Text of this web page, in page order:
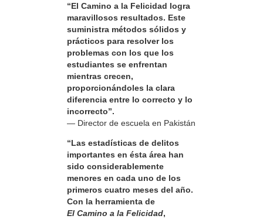
“El Camino a la Felicidad logra
maravillosos resultados. Este
suministra métodos sólidos y
prácticos para resolver los
problemas con los que los
estudiantes se enfrentan
mientras crecen,
proporcionándoles la clara
diferencia entre lo correcto y lo
incorrecto”.
— Director de escuela en Pakistán
“Las estadísticas de delitos
importantes en ésta área han
sido considerablemente
menores en cada uno de los
primeros cuatro meses del año.
Con la herramienta de
El Camino a la Felicidad,